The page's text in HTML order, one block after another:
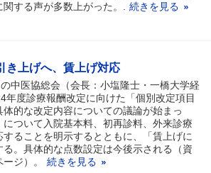
する声が多数上がった。.
続きを見る
き上げへ、賃上げ対応
中医協総会（会長：小塩隆士・一橋大学経
年度診療報酬改定に向けた「個別改定項目
的な改定内容についての議論が始まっ
ついて入院基本料、初再診料、外来診療
ることを明示するとともに、「賃上げに
。具体的な点数設定は今後示される（資
ジ）。
続きを見る